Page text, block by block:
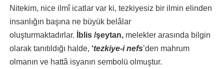
Nitekim, nice ilmî icatlar var ki, tezkiyesiz bir ilmin elinden
insanlığın başına ne büyük belâlar
oluşturmaktadırlar.
İblis /şeytan, melekler arasında bilgin
olarak tanıtıldığı halde, ‘tezkiye-i nefs’den mahrum
olmanın ve hattâ isyanın sembolü olmuştur.